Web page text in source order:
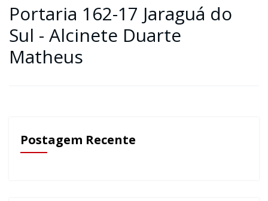
Portaria 162-17 Jaraguá do
Sul - Alcinete Duarte
Matheus
Postagem Recente